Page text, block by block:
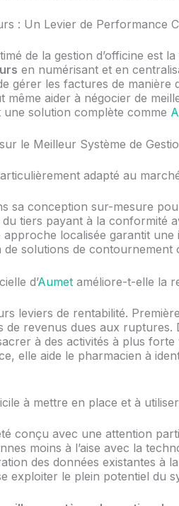
: Un Levier de Performance
de la gestion d’officine est
en numérisant et en
gérer les factures de
même aider à négocier de
solution complète comme
le Meilleur Système de
adapté au
sa conception sur-mesure
tiers payant à la conformité
approche localisée garantit
solutions de contournement
d’Aumet améliore-t-elle la
leviers de rentabilité.
de revenus dues aux
à des activités à plus
elle aide le pharmacien à
à mettre en place et à
conçu avec une attention
moins à l’aise avec la
des données existantes à
exploiter le plein potentiel du